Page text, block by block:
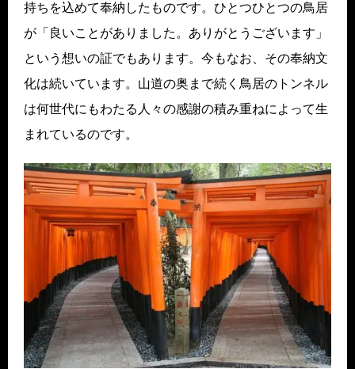
持ちを込めて奉納したものです。ひとつひとつの鳥居
が「良いことがありました。ありがとうございます」
という想いの証でもあります。今もなお、その奉納文
化は続いています。山道の奥まで続く鳥居のトンネル
は何世代にもわたる人々の感謝の積み重ねによって生
まれているのです。